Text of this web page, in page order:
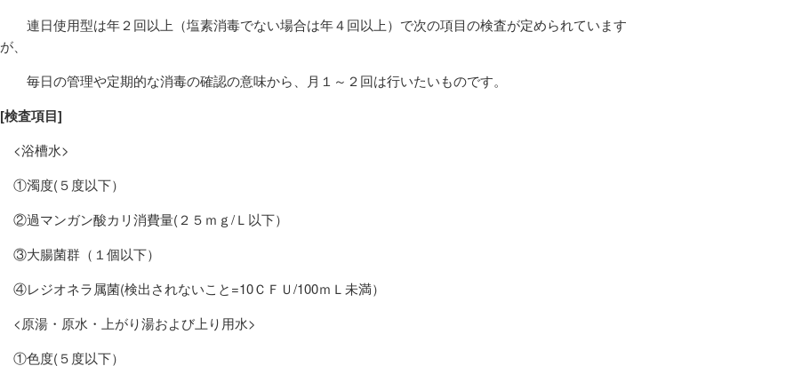
連日使用型は年２回以上（塩素消毒でない場合は年４回以上）で次の項目の検査が定められています
が、
毎日の管理や定期的な消毒の確認の意味から、月１～２回は行いたいものです。
[検査項目]
<浴槽水>
①濁度(５度以下）
②過マンガン酸カリ消費量(２５ｍｇ/Ｌ以下）
③大腸菌群（１個以下）
④レジオネラ属菌(検出されないこと=10ＣＦＵ/100ｍＬ未満）
<原湯・原水・上がり湯および上り用水>
①色度(５度以下）